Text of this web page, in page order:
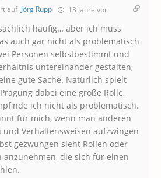
auf Jörg Rupp 13 Jahre vor
häufig… aber ich muss
auch gar nicht als problematisch
Personen selbstbestimmt und
untereinander gestalten,
gute Sache. Natürlich spielt
dabei eine große Rolle,
ich nicht als problematisch.
für mich, wenn man anderen
und Verhaltensweisen aufzwingen
gezwungen sieht Rollen oder
anzunehmen, die sich für einen